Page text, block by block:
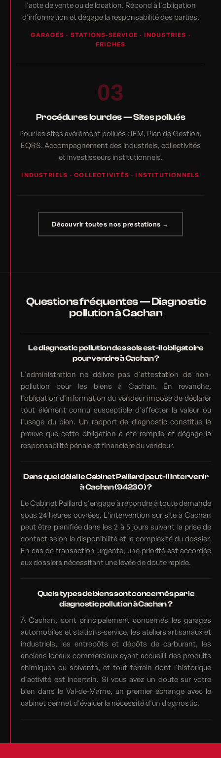
l'acte de vente ou de location. Répond à l'obligation
d'information et dégage la responsabilité des parties.
GARAGES · STATIONS-SERVICE · INDUSTRIES ·
FRICHES
03
Procédures lourdes — Sites pollués
Pour les sites avérément pollués : IEM, Plan de Gestion,
EQRS. Accompagnement des industriels, collectivités
et investisseurs institutionnels.
INDUSTRIELS · COLLECTIVITÉS · INSTITUTIONNELS
Découvrir toutes nos prestations →
Questions fréquentes — Diagnostic
pollution à Cachan
Le diagnostic pollution des sols est-il obligatoire
pour vendre à Cachan ?
L'administration ne délivre pas d'attestation de non-
pollution pour les biens à Cachan. En revanche,
l'obligation d'information du vendeur impose de déclarer
tout élément connu susceptible d'affecter la valeur ou
l'usage du bien. Un rapport de diagnostic constitue la
preuve que cette obligation a été remplie et dégage la
responsabilité pénale et financière du vendeur.
Dans quel délai le Cabinet Paillard peut-il intervenir
à Cachan (94230) ?
Le Cabinet Paillard s'engage à répondre à toute demande
sous 24 heures ouvrées. L'intervention sur site à Cachan
peut être planifiée dans les 2 à 5 jours suivant la prise de
contact selon la disponibilité et la complexité du dossier.
En cas de transaction urgente, une priorité est accordée
aux dossiers nécessitant une levée de doute rapide.
Quels types de biens sont concernés par le
diagnostic pollution à Cachan ?
À Cachan, sont principalement concernés les garages
automobiles et stations-service, les ateliers artisanaux et
industriels, les entrepôts et dépôts de carburant, les
anciens locaux commerciaux ayant accueilli des produits
chimiques ou solvants, et tout terrain dont l'historique
d'activité est incertain. Si vous avez un doute sur votre
bien dans le Val-de-Marne, un premier échange avec le
cabinet permet d'évaluer la nécessité d'un diagnostic.